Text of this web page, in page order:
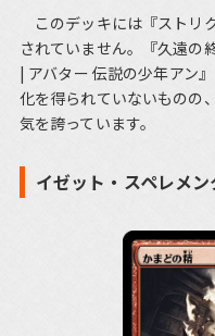
このデッキには『ストリ
されていません。『久遠の
| アバター 伝説の少年アン
化を得られていないものの
気を誇っています。
イゼット・スペレメン